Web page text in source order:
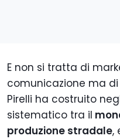
E non si tratta di
comunicazione ma
Pirelli ha costruito
sistematico tra il
produzione stradale,